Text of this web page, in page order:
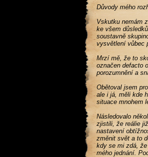
Důvody mého
Vskutku nemám
ke všem
soustavně
vysvětlení vůbec
Mrzí mě, že to
označen defacto
porozumnění a
Obětoval jsem
ale i já, měli kde
situace mnohem
Následovalo
zjistili, že reálie
nastavení
změnit svět a to
kdy se mi zdá,
mého jednání.